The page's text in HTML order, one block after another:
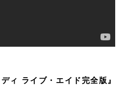
ィ ライブ・エイド完全版』